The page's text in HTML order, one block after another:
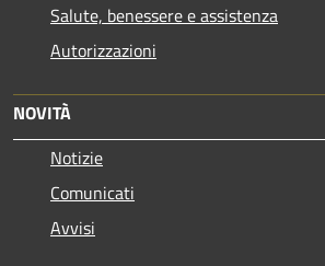
Salute, benessere e assistenza
Autorizzazioni
NOVITÀ
Notizie
Comunicati
Avvisi